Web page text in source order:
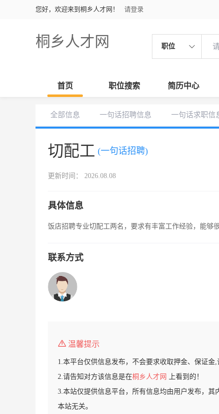
您好，欢迎来到桐乡人才网！ 请登录
桐乡人才网 职位
首页 职位搜索 简历中心
全部信息 一句话招聘信息 一句话求职信
切配工 (一句话招聘)
更新时间： 2026.08.08
具体信息
饭店招聘专业切配工两名，要求有丰富工作经验，能够
联系方式
温馨提示
1.本平台仅供信息发布，不会要求收取押金、保证金,
2.请告知对方该信息是在桐乡人才网
上看到的！
3.本站仅提供信息平台，所有信息均由用户发布，
本站无关。